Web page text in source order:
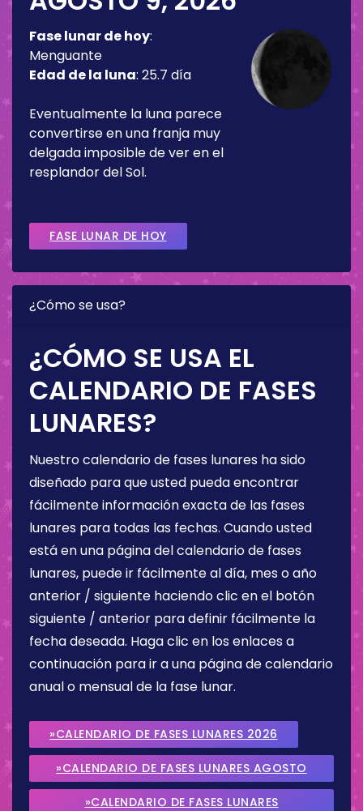
Fase lunar de hoy:
Menguante
Edad de la luna: 25.7 día
Eventualmente la luna parece
convertirse en una franja muy
delgada imposible de ver en el
resplandor del Sol.
FASE LUNAR DE HOY
¿Cómo se usa?
¿CÓMO SE USA EL
CALENDARIO DE FASES
LUNARES?
Nuestro calendario de fases lunares ha sido
diseñado para que usted pueda encontrar
fácilmente información exacta de las fases
lunares para todas las fechas. Cuando usted
está en una página del calendario de fases
lunares, puede ir fácilmente al día, mes o año
anterior / siguiente haciendo clic en el botón
siguiente / anterior para definir fácilmente la
fecha deseada. Haga clic en los enlaces a
continuación para ir a una página de calendario
anual o mensual de la fase lunar.
»CALENDARIO DE FASES LUNARES 2026
»CALENDARIO DE FASES LUNARES AGOSTO
2026
»CALENDARIO DE FASES LUNARES